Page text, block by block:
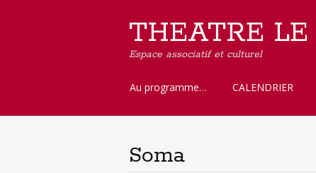
THEATRE
Espace associatif et culturel
Aller
contenu
Au programme… CALENDRIER
Soma